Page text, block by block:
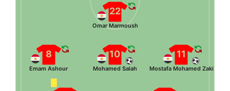
8
Emam Ashour
10
Mohamed Salah
11
Mostafa Mohamed Zaki
22
Omar Marmoush